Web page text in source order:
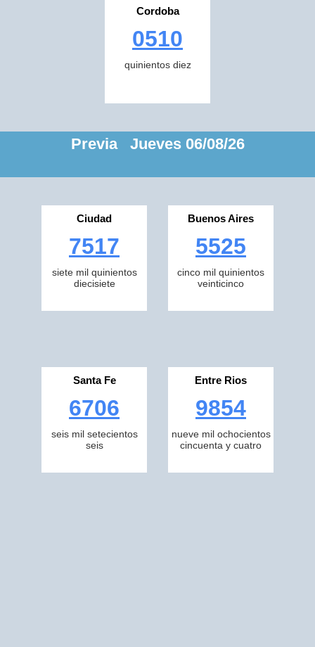
Cordoba
0510
quinientos diez
Previa Jueves 06/08/26
Ciudad
7517
siete mil quinientos
diecisiete
Buenos Aires
5525
cinco mil quinientos
veinticinco
Santa Fe
6706
seis mil setecientos
seis
Entre Rios
9854
nueve mil ochocientos
cincuenta y cuatro